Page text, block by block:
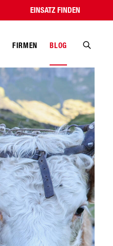
EINSATZ FINDEN
FIRMEN BLOG